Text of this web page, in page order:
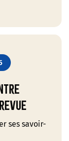
ses savoir-